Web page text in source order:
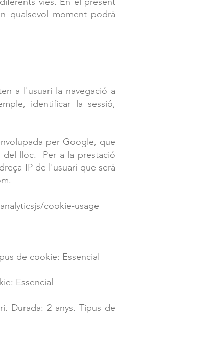
qualsevol moment podrà
a l'usuari la navegació a
identificar la sessió,
per Google, que
del lloc. Per a la prestació
IP de l'usuari que serà
cookie-usage
de cookie: Essencial
Essencial
Durada: 2 anys. Tipus de